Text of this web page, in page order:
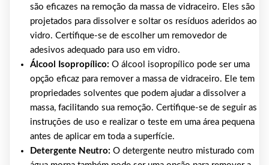
são eficazes na remoção da massa de vidraceiro. Eles são
projetados para dissolver e soltar os resíduos aderidos ao
vidro. Certifique-se de escolher um removedor de
adesivos adequado para uso em vidro.
Álcool Isopropílico: O álcool isopropílico pode ser uma
opção eficaz para remover a massa de vidraceiro. Ele tem
propriedades solventes que podem ajudar a dissolver a
massa, facilitando sua remoção. Certifique-se de seguir as
instruções de uso e realizar o teste em uma área pequena
antes de aplicar em toda a superfície.
Detergente Neutro: O detergente neutro misturado com